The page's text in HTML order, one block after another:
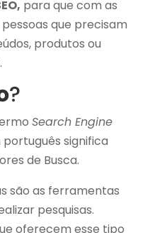
para que com as
que precisam
produtos ou
?
Search Engine
português significa
de Busca.
são as ferramentas
pesquisas.
oferecem esse tipo